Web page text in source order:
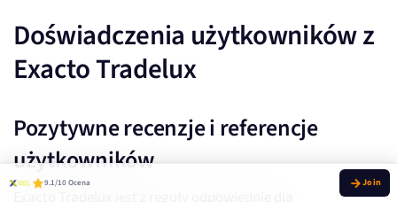
Doświadczenia użytkowników z
Exacto Tradelux
Pozytywne recenzje i referencje
użytkowników
9.1/10 Ocena